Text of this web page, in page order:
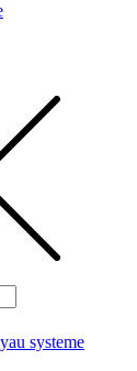
systeme